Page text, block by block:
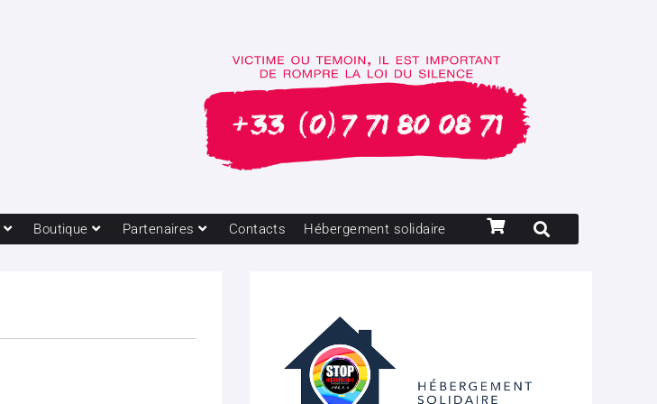
Boutique Partenaires Contacts Hébergement solidaire